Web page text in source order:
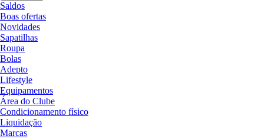
Saldos
Boas ofertas
Novidades
Sapatilhas
Roupa
Bolas
Adepto
Lifestyle
Equipamentos
Área do Clube
Condicionamento físico
Liquidação
Marcas